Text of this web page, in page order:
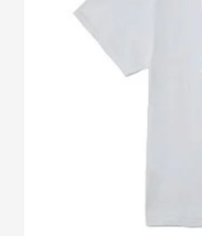
Южно-Сахалинск